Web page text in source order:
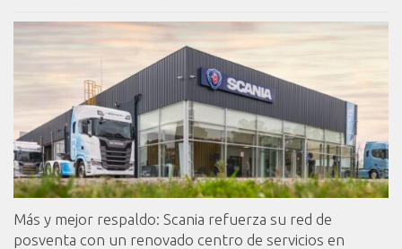
Más y mejor respaldo: Scania refuerza su red de
posventa con un renovado centro de servicios en